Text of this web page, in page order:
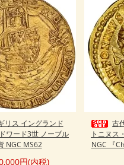
リス イングランド
ワード3世 ノーブル
NGC MS62
円(内税)
古
トニヌス
NGC 『